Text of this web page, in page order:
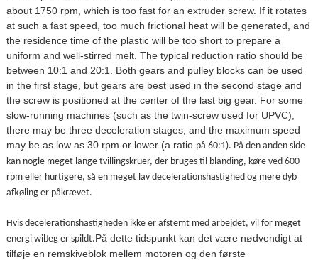
about 1750 rpm, which is too fast for an extruder screw. If it rotates
at such a fast speed, too much frictional heat will be generated, and
the residence time of the plastic will be too short to prepare a
uniform and well-stirred melt. The typical reduction ratio should be
between 10:1 and 20:1. Both gears and pulley blocks can be used
in the first stage, but gears are best used in the second stage and
the screw is positioned at the center of the last big gear. For some
slow-running machines (such as the twin-screw used for UPVC),
there may be three deceleration stages, and the maximum speed
may be as low as 30 rpm or lower (a ratio på 60:1). På den anden side
kan nogle meget lange tvillingskruer, der bruges til blanding, køre ved 600
rpm eller hurtigere, så en meget lav decelerationshastighed og mere dyb
afkøling er påkrævet.
Hvis decelerationshastigheden ikke er afstemt med arbejdet, vil for meget
energi wilJeg er spildt.På dette tidspunkt kan det være nødvendigt at
tilføje en remskiveblok mellem motoren og den første